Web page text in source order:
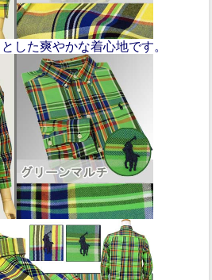
した爽やかな着心地です。